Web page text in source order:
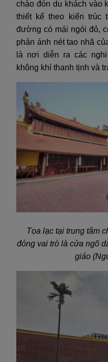
chào đón du khách vào
thiết kế theo kiến trúc
đường có mái ngói đỏ,
phản ánh nét tao nhã
là nơi diễn ra các
không khí thanh tịnh và
Tọa lạc tại trung tâm
đóng vai trò là cửa ngõ
giáo